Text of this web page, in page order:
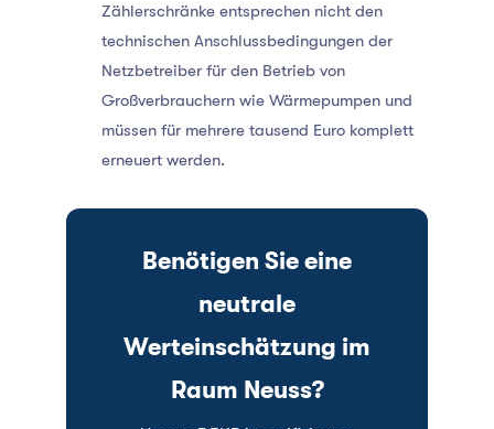
Zählerschränke entsprechen nicht den
technischen Anschlussbedingungen der
Netzbetreiber für den Betrieb von
Großverbrauchern wie Wärmepumpen und
müssen für mehrere tausend Euro komplett
erneuert werden.
Benötigen Sie eine
neutrale
Werteinschätzung im
Raum Neuss?